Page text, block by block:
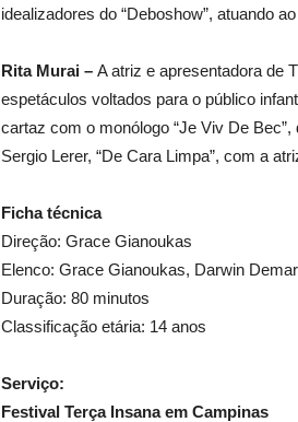
idealizadores do “Deboshow”, atuando
Rita Murai – A atriz e apresentadora de
espetáculos voltados para o público
cartaz com o monólogo “Je Viv De
Sergio Lerer, “De Cara Limpa”, com a
Ficha técnica
Direção: Grace Gianoukas
Elenco: Grace Gianoukas, Darwin
Duração: 80 minutos
Classificação etária: 14 anos
Serviço:
Festival Terça Insana em Campinas